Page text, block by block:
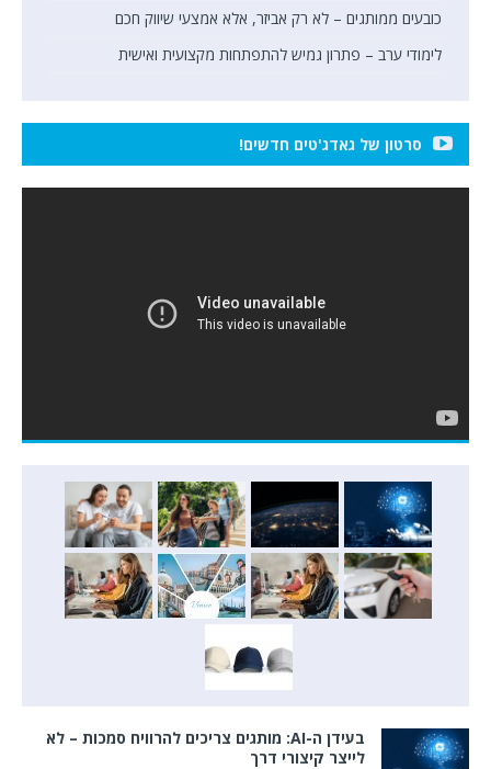
כובעים ממותגים – לא רק אביזר, אלא אמצעי שיווק חכם
לימודי ערב – פתרון גמיש להתפתחות מקצועית ואישית
סרטון של גאדג'טים חדשים!
בעידן ה-AI: מותגים צריכים להרוויח סמכות – לא
לייצר קיצורי דרך